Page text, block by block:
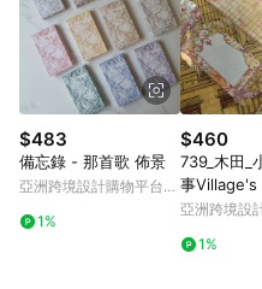
由網頁版(電腦版/手機版網頁)切
無法進行 LINE POINTS 回饋。 (5) LINE 購物為購物資訊整合性
平台，商品資料更新會有時間差
位、贈品與台灣樂天市場銷售網
(6) 導購訂單已逾 365 天，根據
不符合回饋資格。 (7) 若上述或其他原因，致使消費者無接收到
點數回饋或點數回饋有爭議，台灣
追訴之權利，活動詳情以樂天市場
$483
備忘錄 - 那首歌 佈景
亞洲跨境設計購物平台
1%
$460
739_木田_
事Village's
亞洲跨境設
1%